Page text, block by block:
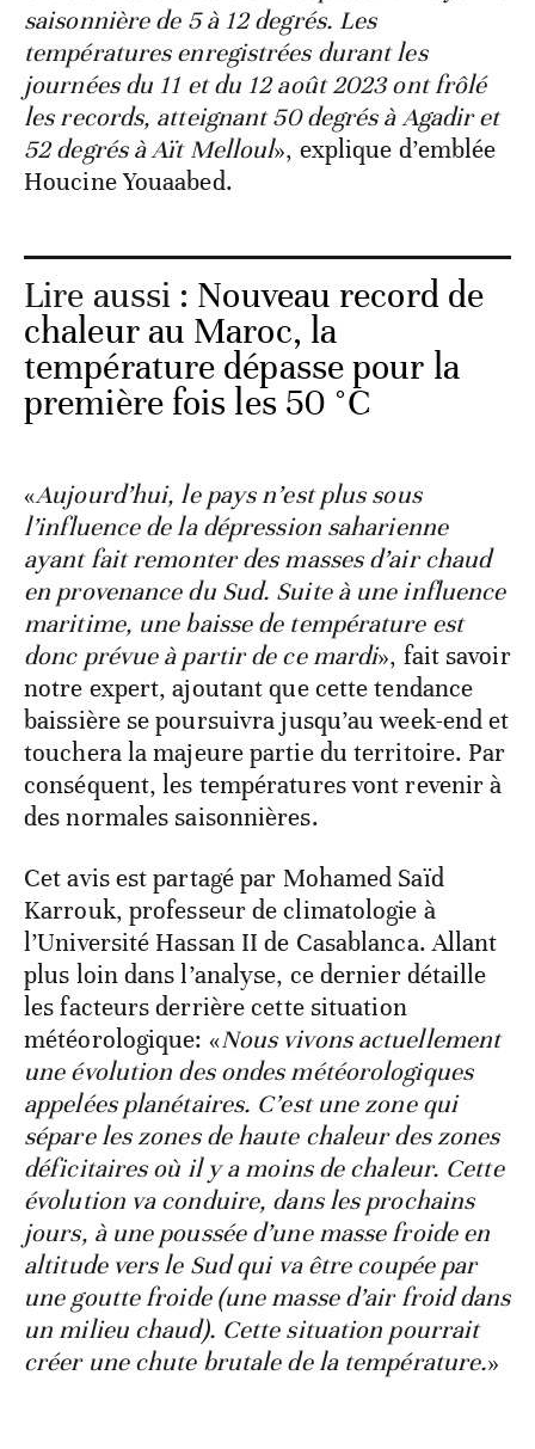
saisonnière de 5 à 12 degrés. Les
températures enregistrées durant les
journées du 11 et du 12 août 2023 ont frôlé
les records, atteignant 50 degrés à Agadir et
52 degrés à Aït Melloul», explique d’emblée
Houcine Youaabed.
Lire aussi : Nouveau record de
chaleur au Maroc, la
température dépasse pour la
première fois les 50 °C
«Aujourd’hui, le pays n’est plus sous
l’influence de la dépression saharienne
ayant fait remonter des masses d’air chaud
en provenance du Sud. Suite à une influence
maritime, une baisse de température est
donc prévue à partir de ce mardi», fait savoir
notre expert, ajoutant que cette tendance
baissière se poursuivra jusqu’au week-end et
touchera la majeure partie du territoire. Par
conséquent, les températures vont revenir à
des normales saisonnières.
Cet avis est partagé par Mohamed Saïd
Karrouk, professeur de climatologie à
l’Université Hassan II de Casablanca. Allant
plus loin dans l’analyse, ce dernier détaille
les facteurs derrière cette situation
météorologique: «Nous vivons actuellement
une évolution des ondes météorologiques
appelées planétaires. C’est une zone qui
sépare les zones de haute chaleur des zones
déficitaires où il y a moins de chaleur. Cette
évolution va conduire, dans les prochains
jours, à une poussée d’une masse froide en
altitude vers le Sud qui va être coupée par
une goutte froide (une masse d’air froid dans
un milieu chaud). Cette situation pourrait
créer une chute brutale de la température.»